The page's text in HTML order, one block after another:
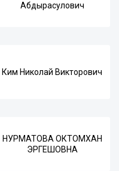
Абдырасулович
Ким Николай Викторович
НУРМАТОВА ОКТОМХАН
ЭРГЕШОВНА